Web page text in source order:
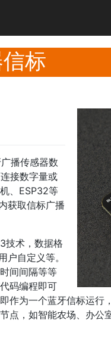
标
播传感器数
接数字量或
、ESP32等
获取信标广播
技术，数据格
自定义等。
间间隔等等
码编程即可
作为一个蓝牙信标运行
点，如智能农场、办公